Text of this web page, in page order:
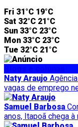
Fri 31°C 19°C
Sat 32°C 21°C
Sun 33°C 23°C
Mon 33°C 23°C
Tue 32°C 21°C
Naty Araujo
vagas de emprego
Samuel Barbosa
anos, Itapoã chega